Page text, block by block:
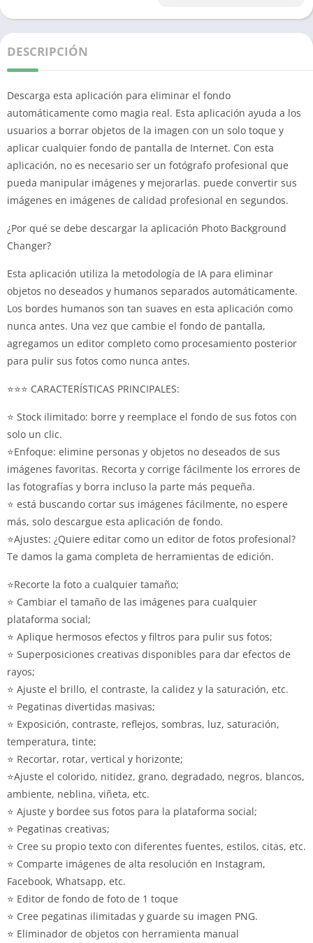
DESCRIPCIÓN
Descarga esta aplicación para eliminar el fondo
automáticamente como magia real. Esta aplicación ayuda a los
usuarios a borrar objetos de la imagen con un solo toque y
aplicar cualquier fondo de pantalla de Internet. Con esta
aplicación, no es necesario ser un fotógrafo profesional que
pueda manipular imágenes y mejorarlas. puede convertir sus
imágenes en imágenes de calidad profesional en segundos.
¿Por qué se debe descargar la aplicación Photo Background
Changer?
Esta aplicación utiliza la metodología de IA para eliminar
objetos no deseados y humanos separados automáticamente.
Los bordes humanos son tan suaves en esta aplicación como
nunca antes. Una vez que cambie el fondo de pantalla,
agregamos un editor completo como procesamiento posterior
para pulir sus fotos como nunca antes.
⭐⭐⭐ CARACTERÍSTICAS PRINCIPALES:
⭐ Stock ilimitado: borre y reemplace el fondo de sus fotos con
solo un clic.
⭐Enfoque: elimine personas y objetos no deseados de sus
imágenes favoritas. Recorta y corrige fácilmente los errores de
las fotografías y borra incluso la parte más pequeña.
⭐ está buscando cortar sus imágenes fácilmente, no espere
más, solo descargue esta aplicación de fondo.
⭐Ajustes: ¿Quiere editar como un editor de fotos profesional?
Te damos la gama completa de herramientas de edición.
⭐Recorte la foto a cualquier tamaño;
⭐ Cambiar el tamaño de las imágenes para cualquier
plataforma social;
⭐ Aplique hermosos efectos y filtros para pulir sus fotos;
⭐ Superposiciones creativas disponibles para dar efectos de
rayos;
⭐ Ajuste el brillo, el contraste, la calidez y la saturación, etc.
⭐ Pegatinas divertidas masivas;
⭐ Exposición, contraste, reflejos, sombras, luz, saturación,
temperatura, tinte;
⭐ Recortar, rotar, vertical y horizonte;
⭐Ajuste el colorido, nitidez, grano, degradado, negros, blancos,
ambiente, neblina, viñeta, etc.
⭐ Ajuste y bordee sus fotos para la plataforma social;
⭐ Pegatinas creativas;
⭐ Cree su propio texto con diferentes fuentes, estilos, citas, etc.
⭐ Comparte imágenes de alta resolución en Instagram,
Facebook, Whatsapp, etc.
⭐ Editor de fondo de foto de 1 toque
⭐ Cree pegatinas ilimitadas y guarde su imagen PNG.
⭐ Eliminador de objetos con herramienta manual